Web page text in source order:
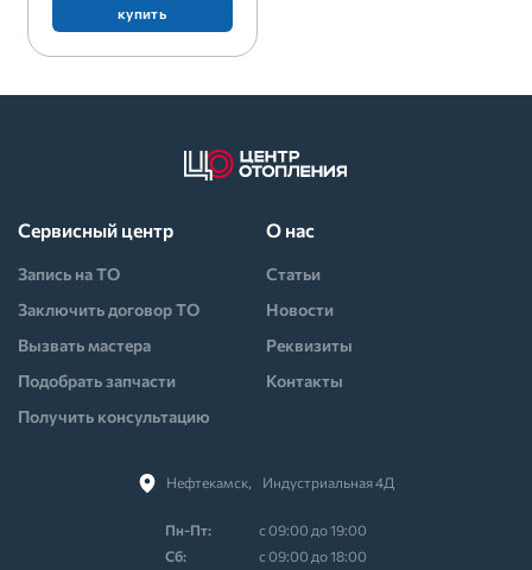
купить
Нефтекамск,⠀Индустриальная 4Д
Пн-Пт:
с 09:00 до 19:00
Cб:
с 09:00 до 18:00
Сервисный центр
Запись на ТО
Заключить договор ТО
Вызвать мастера
Подобрать запчасти
Получить консультацию
О нас
Статьи
Новости
Реквизиты
Контакты